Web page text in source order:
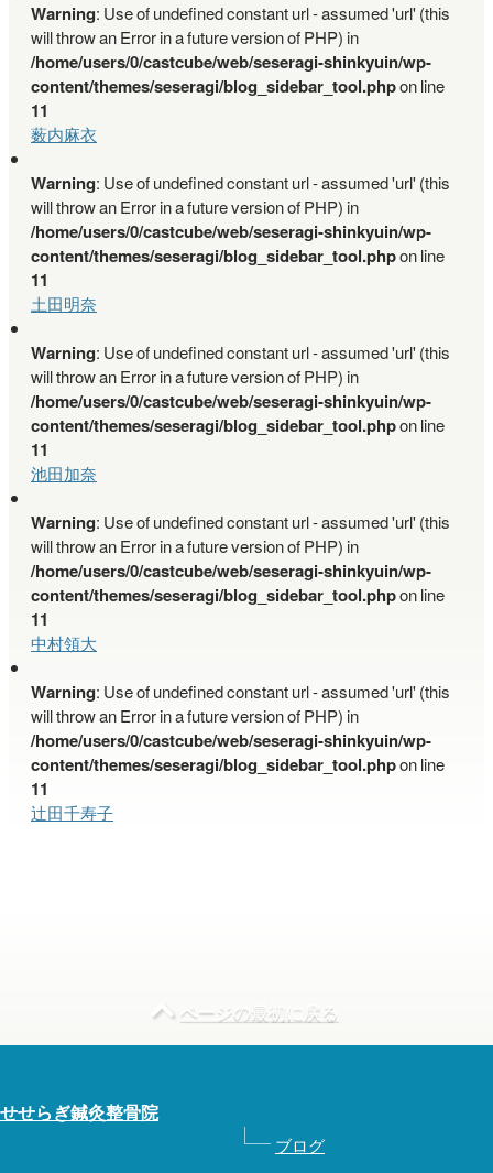
Warning: Use of undefined constant url - assumed 'url' (this
will throw an Error in a future version of PHP) in
/home/users/0/castcube/web/seseragi-shinkyuin/wp-
content/themes/seseragi/blog_sidebar_tool.phpon line
11
薮内麻衣
Warning: Use of undefined constant url - assumed 'url' (this
will throw an Error in a future version of PHP) in
/home/users/0/castcube/web/seseragi-shinkyuin/wp-
content/themes/seseragi/blog_sidebar_tool.phpon line
11
土田明奈
Warning: Use of undefined constant url - assumed 'url' (this
will throw an Error in a future version of PHP) in
/home/users/0/castcube/web/seseragi-shinkyuin/wp-
content/themes/seseragi/blog_sidebar_tool.phpon line
11
池田加奈
Warning: Use of undefined constant url - assumed 'url' (this
will throw an Error in a future version of PHP) in
/home/users/0/castcube/web/seseragi-shinkyuin/wp-
content/themes/seseragi/blog_sidebar_tool.phpon line
11
中村領大
Warning: Use of undefined constant url - assumed 'url' (this
will throw an Error in a future version of PHP) in
/home/users/0/castcube/web/seseragi-shinkyuin/wp-
content/themes/seseragi/blog_sidebar_tool.phpon line
11
辻田千寿子
ページの最初に戻る
せせらぎ鍼灸整骨院
ブログ